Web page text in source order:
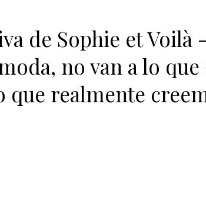
de Sophie et Voilà -
no van a lo que
que realmente